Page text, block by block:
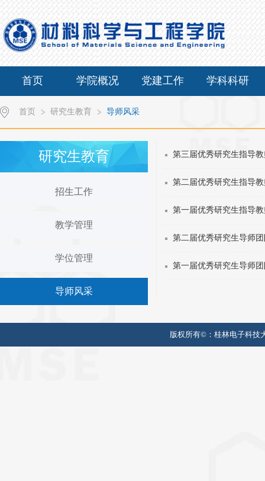
首页 学院概况 党建工作 学科科研
首页 研究生教育 导师风采
研究生教育
招生工作
教学管理
学位管理
导师风采
第三届优秀研究生指导
第二届优秀研究生指导
第一届优秀研究生指导
第二届优秀研究生导师
第一届优秀研究生导师
版权所有©： 桂林电子科技